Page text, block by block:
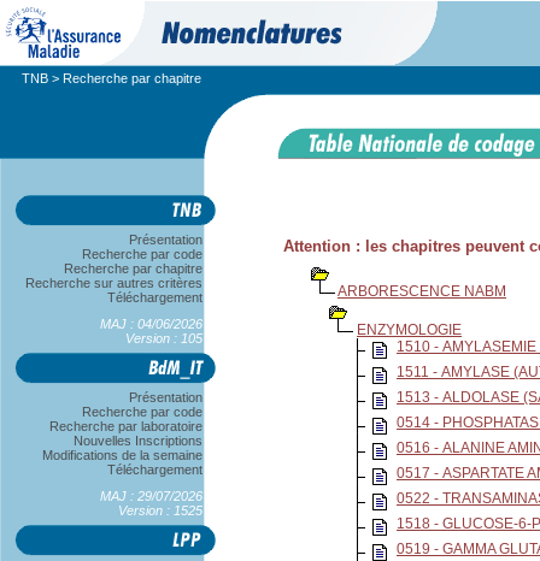
TNB > Recherche par chapitre
Présentation
Recherche par code
Recherche par chapitre
Recherche sur autres critères
Téléchargement
MAJ : 04/06/2026
Version : 105
Présentation
Recherche par code
Recherche par laboratoire
Nouvelles Inscriptions
Modifications de la semaine
Téléchargement
MAJ : 29/07/2026
Version : 1525
Attention : les chapitres peuvent
ARBORESCENCE NABM
ENZYMOLOGIE
1510 - AMYLASEMIE
1511 - AMYLASE
1513 - ALDOLASE
0514 -
0516 - ALANINE
0517 - ASPARTATE
0522 -
1518 - GLUCOSE-6-
0519 - GAMMA